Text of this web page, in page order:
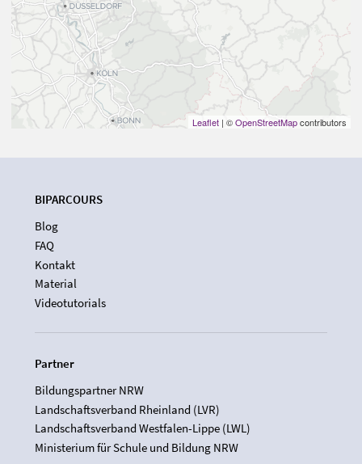
Leaflet | ©OpenStreetMapcontributors
BIPARCOURS
Blog
FAQ
Kontakt
Material
Videotutorials
Partner
Bildungspartner NRW
Landschaftsverband Rheinland (LVR)
Landschaftsverband Westfalen-Lippe (LWL)
Ministerium für Schule und Bildung NRW